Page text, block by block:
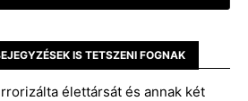
IS TETSZENI FOGNAK
élettársát és annak két